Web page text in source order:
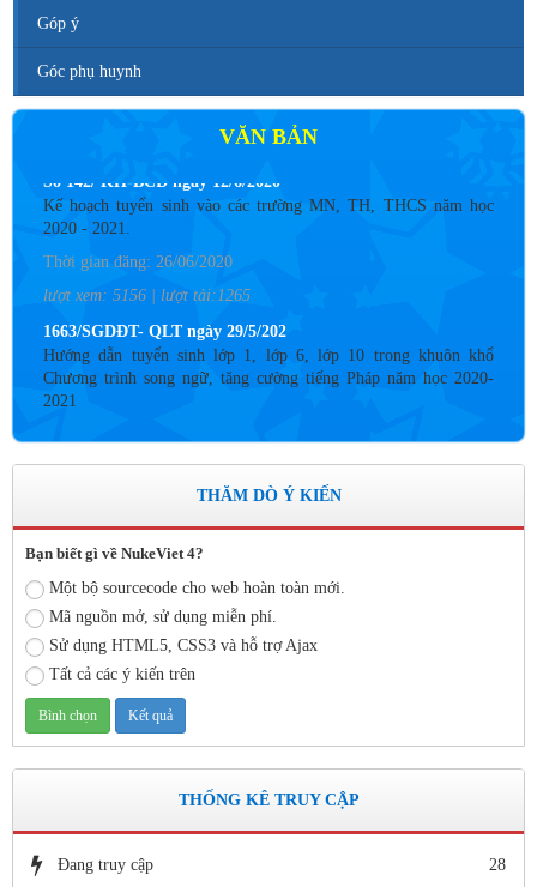
Góp ý
Góc phụ huynh
VĂN BẢN
Kế hoạch tuyển sinh vào các trường MN, TH, THCS năm học
2020 - 2021.
lượt xem: 5156 | lượt tải:1265
Hướng dẫn tuyển sinh lớp 1, lớp 6, lớp 10 trong khuôn khổ
Chương trình song ngữ, tăng cường tiếng Pháp năm học 2020-
2021
lượt xem: 4187 | lượt tải:757
Số: 05 /KHCM - THVY NGÀY 10/9&
HỌC 2019- 2020
Thời gian đăng: 11/06/2020
lượt xem: 8579 | lượt tải:2799
Số: 03 /KH-THVY ngày 17/9�
KẾ HOẠCH CÔNG TÁC KIỂM TRA NỘI BỘ NĂM HỌC
2019– 2020
Thời gian đăng: 11/06/2020
lượt xem: 11764 | lượt tải:671
QUYẾT ĐỊNH Về việc ban hành thực hiện Quy chế dân chủ
trong hoạt động của nhà trường
Thời gian đăng: 11/06/2020
THĂM DÒ Ý KIẾN
Bạn biết gì về NukeViet 4?
Một bộ sourcecode cho web hoàn toàn mới.
Mã nguồn mở, sử dụng miễn phí.
Sử dụng HTML5, CSS3 và hỗ trợ Ajax
Tất cả các ý kiến trên
THỐNG KÊ TRUY CẬP
Đang truy cập 28